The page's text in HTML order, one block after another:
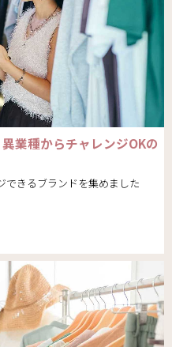
業種からチャレンジOKの
できるブランドを集めました